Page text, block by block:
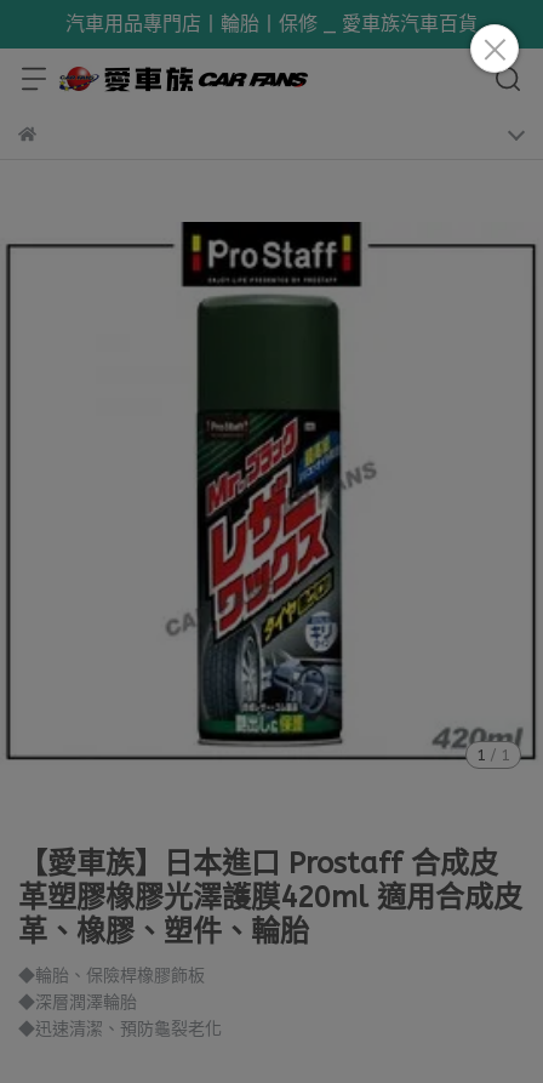
汽車用品專門店丨輪胎丨保修 _ 愛車族汽車百貨
1 / 1
【愛車族】日本進口 Prostaff 合成皮
革塑膠橡膠光澤護膜420ml 適用合成皮
革、橡膠、塑件、輪胎
◆輪胎、保險桿橡膠飾板
◆深層潤澤輪胎
◆迅速清潔、預防龜裂老化